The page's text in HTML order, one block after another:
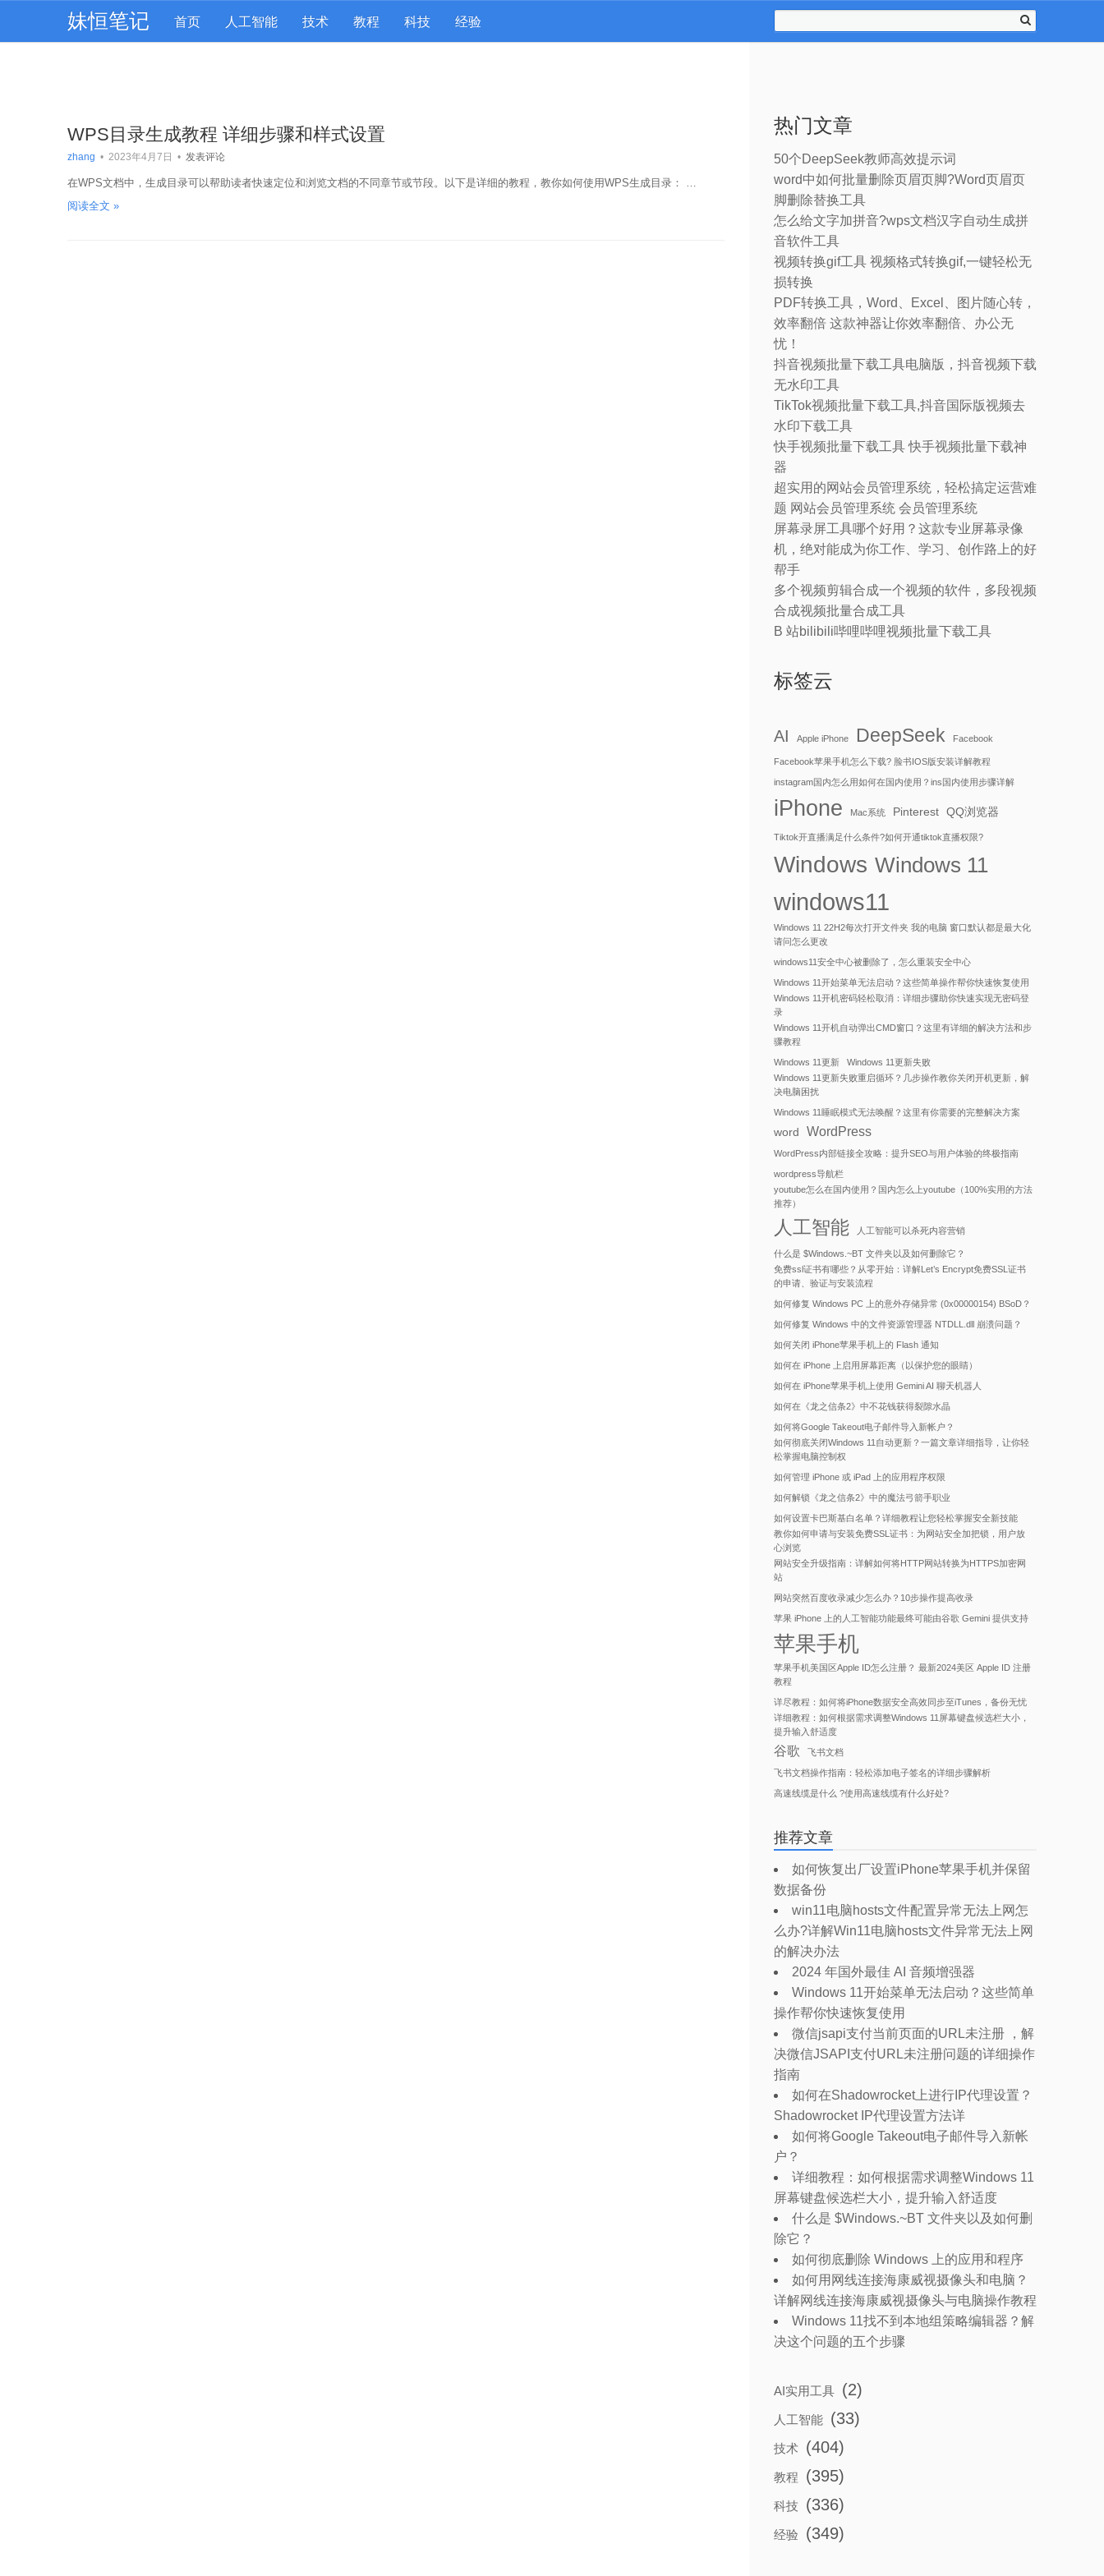
妹恒笔记 首页 人工智能 技术 教程 科技 经验
WPS目录生成教程 详细步骤和样式设置
zhang • 2023年4月7日 • 发表评论
在WPS文档中，生成目录可以帮助读者快速定位和浏览文档的不同章节或节段。以下是详细的教程，教你如何使用WPS生成目录： …
阅读全文 »
热门文章
50个DeepSeek教师高效提示词
word中如何批量删除页眉页脚?Word页眉页
脚删除替换工具
怎么给文字加拼音?wps文档汉字自动生成拼
音软件工具
视频转换gif工具 视频格式转换gif,一键轻松无
损转换
PDF转换工具，Word、Excel、图片随心转，
效率翻倍 这款神器让你效率翻倍、办公无
忧！
抖音视频批量下载工具电脑版，抖音视频下载
无水印工具
TikTok视频批量下载工具,抖音国际版视频去
水印下载工具
快手视频批量下载工具 快手视频批量下载神
器
超实用的网站会员管理系统，轻松搞定运营难
题 网站会员管理系统 会员管理系统
屏幕录屏工具哪个好用？这款专业屏幕录像
机，绝对能成为你工作、学习、创作路上的好
帮手
多个视频剪辑合成一个视频的软件，多段视频
合成视频批量合成工具
B 站bilibili哔哩哔哩视频批量下载工具
标签云
AI Apple iPhone DeepSeek Facebook
Facebook苹果手机怎么下载? 脸书IOS版安装详解教程
instagram国内怎么用如何在国内使用？ins国内使用步骤详解
iPhone Mac系统 Pinterest QQ浏览器
Tiktok开直播满足什么条件?如何开通tiktok直播权限?
Windows Windows 11
windows11
Windows 11 22H2每次打开文件夹 我的电脑 窗口默认都是最大化
请问怎么更改
windows11安全中心被删除了，怎么重装安全中心
Windows 11开始菜单无法启动？这些简单操作帮你快速恢复使用
Windows 11开机密码轻松取消：详细步骤助你快速实现无密码登
录
Windows 11开机自动弹出CMD窗口？这里有详细的解决方法和步
骤教程
Windows 11更新
Windows 11更新失败
Windows 11更新失败重启循环？几步操作教你关闭开机更新，解
决电脑困扰
Windows 11睡眠模式无法唤醒？这里有你需要的完整解决方案
word WordPress
WordPress内部链接全攻略：提升SEO与用户体验的终极指南
wordpress导航栏
youtube怎么在国内使用？国内怎么上youtube（100%实用的方法
推荐）
人工智能 人工智能可以杀死内容营销
什么是 $Windows.~BT 文件夹以及如何删除它？
免费ssl证书有哪些？从零开始：详解Let’s Encrypt免费SSL证书
的申请、验证与安装流程
如何修复 Windows PC 上的意外存储异常 (0x00000154) BSoD？
如何修复 Windows 中的文件资源管理器 NTDLL.dll 崩溃问题？
如何关闭 iPhone苹果手机上的 Flash 通知
如何在 iPhone 上启用屏幕距离（以保护您的眼睛）
如何在 iPhone苹果手机上使用 Gemini AI 聊天机器人
如何在《龙之信条2》中不花钱获得裂隙水晶
如何将Google Takeout电子邮件导入新帐户？
如何彻底关闭Windows 11自动更新？一篇文章详细指导，让你轻
松掌握电脑控制权
如何管理 iPhone 或 iPad 上的应用程序权限
如何解锁《龙之信条2》中的魔法弓箭手职业
如何设置卡巴斯基白名单？详细教程让您轻松掌握安全新技能
教你如何申请与安装免费SSL证书：为网站安全加把锁，用户放
心浏览
网站安全升级指南：详解如何将HTTP网站转换为HTTPS加密网
站
网站突然百度收录减少怎么办？10步操作提高收录
苹果 iPhone 上的人工智能功能最终可能由谷歌 Gemini 提供支持
苹果手机
苹果手机美国区Apple ID怎么注册？ 最新2024美区 Apple ID 注册
教程
详尽教程：如何将iPhone数据安全高效同步至iTunes，备份无忧
详细教程：如何根据需求调整Windows 11屏幕键盘候选栏大小，
提升输入舒适度
谷歌 飞书文档
飞书文档操作指南：轻松添加电子签名的详细步骤解析
高速线缆是什么 ?使用高速线缆有什么好处?
推荐文章
如何恢复出厂设置iPhone苹果手机并保留
数据备份
win11电脑hosts文件配置异常无法上网怎
么办?详解Win11电脑hosts文件异常无法上网
的解决办法
2024 年国外最佳 AI 音频增强器
Windows 11开始菜单无法启动？这些简单
操作帮你快速恢复使用
微信jsapi支付当前页面的URL未注册 ，解
决微信JSAPI支付URL未注册问题的详细操作
指南
如何在Shadowrocket上进行IP代理设置？
Shadowrocket IP代理设置方法详
如何将Google Takeout电子邮件导入新帐
户？
详细教程：如何根据需求调整Windows 11
屏幕键盘候选栏大小，提升输入舒适度
什么是 $Windows.~BT 文件夹以及如何删
除它？
如何彻底删除 Windows 上的应用和程序
如何用网线连接海康威视摄像头和电脑？
详解网线连接海康威视摄像头与电脑操作教程
Windows 11找不到本地组策略编辑器？解
决这个问题的五个步骤
AI实用工具 (2)
人工智能 (33)
技术 (404)
教程 (395)
科技 (336)
经验 (349)